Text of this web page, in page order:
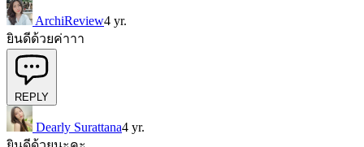
ArchiReview4 yr.
ยินดีด้วยค่าาา
REPLY
Dearly Surattana4 yr.